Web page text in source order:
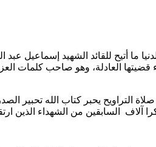
ما أتيح للقائد الشهيد إسماعيل
العادلة، وهو صاحب كلمات
التراويح يحبر كتاب الله تحبير